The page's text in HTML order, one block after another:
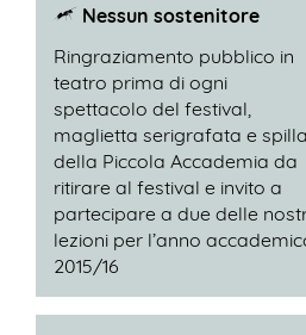
Nessun sostenitore
Ringraziamento pubblico in
teatro prima di ogni
spettacolo del festival,
maglietta serigrafata e spilla
della Piccola Accademia da
ritirare al festival e invito a
partecipare a due delle
lezioni per l’anno
2015/16